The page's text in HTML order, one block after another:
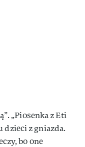
„Piosenka z Eti
dzieci z gniazda.
bo one